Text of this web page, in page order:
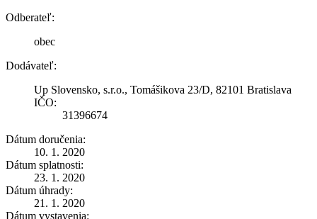
Odberateľ:
obec
Dodávateľ:
Up Slovensko, s.r.o., Tomášikova 23/D, 82101 Bratislava
IČO:
31396674
Dátum doručenia:
10. 1. 2020
Dátum splatnosti:
23. 1. 2020
Dátum úhrady:
21. 1. 2020
Dátum vystavenia: